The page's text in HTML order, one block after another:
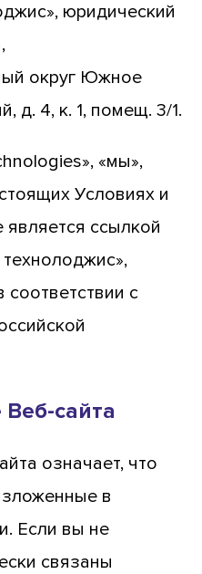
юридический
округ Южное
д. 4, к. 1, помещ. 3/1.
«мы»,
Условиях и
ссылкой
соответствии с
сайта
означает, что
в
Если вы не
связаны